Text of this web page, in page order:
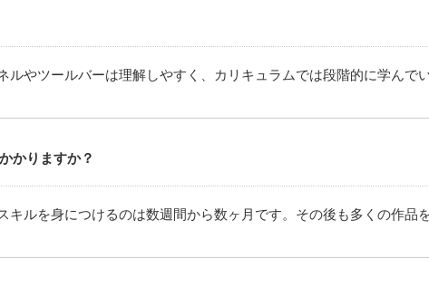
やツールバーは理解しやすく、カリキュラムでは段階的に学んで
かりますか？
ルを身につけるのは数週間から数ヶ月です。その後も多くの作品